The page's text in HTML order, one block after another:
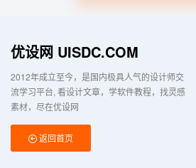
优设网 UISDC.COM
2012年成立至今，是国内极具人气的设计师交
流学习平台 看设计文章，学软件教程，找灵感
素材，尽在优设网
返回首页